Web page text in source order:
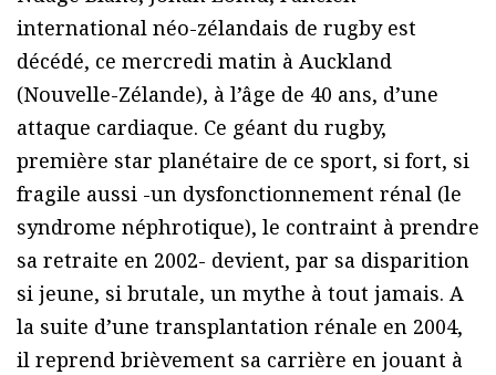
international néo-zélandais de rugby est
décédé, ce mercredi matin à Auckland
(Nouvelle-Zélande), à l’âge de 40 ans, d’une
attaque cardiaque. Ce géant du rugby,
première star planétaire de ce sport, si fort, si
fragile aussi -un dysfonctionnement rénal (le
syndrome néphrotique), le contraint à prendre
sa retraite en 2002- devient, par sa disparition
si jeune, si brutale, un mythe à tout jamais. A
la suite d’une transplantation rénale en 2004,
il reprend brièvement sa carrière en jouant à